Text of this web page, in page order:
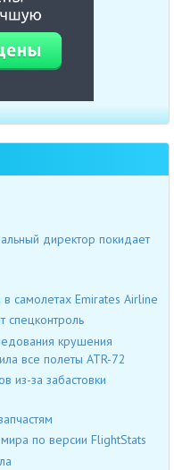
директор покидает
самолетах Emirates Airline
спецконтроль
крушения
все полеты ATR-72
из-за забастовки
по версии FlightStats